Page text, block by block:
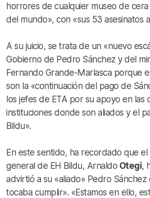
horrores de cualquier museo de
del mundo», con «sus 53 asesinatos
A su juicio, se trata de un «nuevo
Gobierno de Pedro Sánchez y del
Fernando Grande-Marlasca porque
son la «continuación del pago de
los jefes de ETA por su apoyo en las
instituciones donde son aliados y el
Bildu».
En este sentido, ha recordado que
general de EH Bildu, Arnaldo Otegi,
advirtió a su «aliado» Pedro Sánchez
tocaba cumplir». «Estamos en ello,